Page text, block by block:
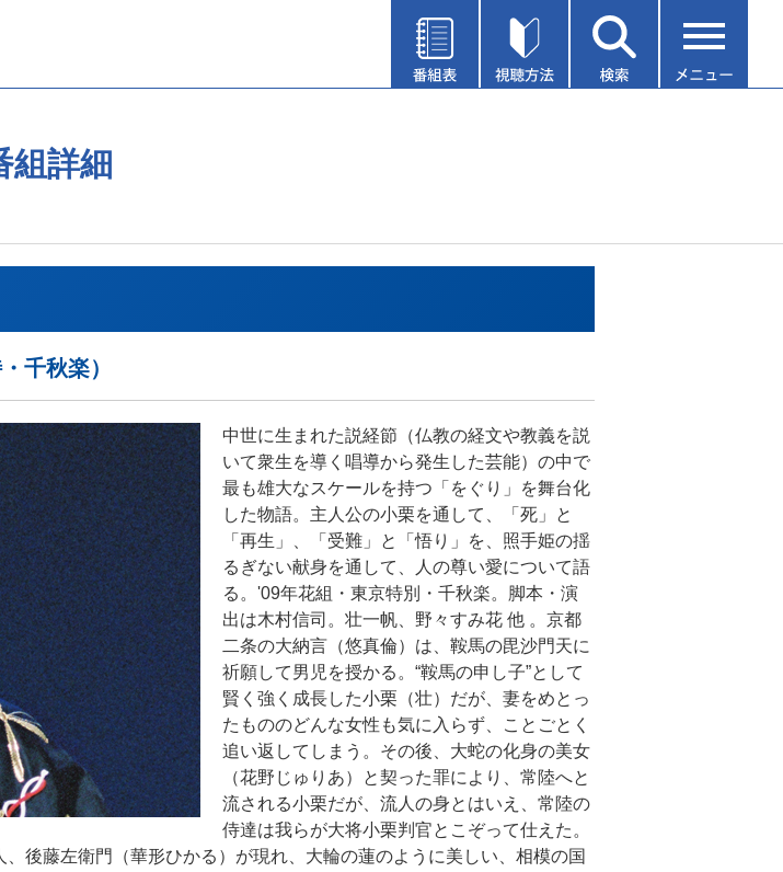
組詳細
千秋楽）
中世に生まれた説経節（仏教の経文や教義を説
いて衆生を導く唱導から発生した芸能）の中で
最も雄大なスケールを持つ「をぐり」を舞台化
した物語。主人公の小栗を通して、「死」と
「再生」、「受難」と「悟り」を、照手姫の揺
るぎない献身を通して、人の尊い愛について語
る。'09年花組・東京特別・千秋楽。脚本・演
出は木村信司。壮一帆、野々すみ花 他 。京都
二条の大納言（悠真倫）は、鞍馬の毘沙門天に
祈願して男児を授かる。“鞍馬の申し子”として
賢く強く成長した小栗（壮）だが、妻をめとっ
たもののどんな女性も気に入らず、ことごとく
追い返してしまう。その後、大蛇の化身の美女
（花野じゅりあ）と契った罪により、常陸へと
流される小栗だが、流人の身とはいえ、常陸の
侍達は我らが大将小栗判官とこぞって仕えた。
後藤左衛門（華形ひかる）が現れ、大輪の蓮のように美しい、相模の国